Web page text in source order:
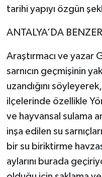
tarihi yapıyı özgün
ANTALYA’DA
Araştırmacı ve yazar
sarnıcın geçmişinin
uzandığını
ilçelerinde özellikle
ve hayvansal sulama
inşa edilen su
bir su biriktirme
aylarını burada